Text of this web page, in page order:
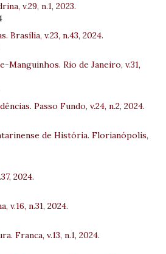
v.29, n.1, 2023.
Brasília, v.23, n.43, 2024.
Manguinhos. Rio de Janeiro, v.31,
Passo Fundo, v.24, n.2, 2024.
de História. Florianópolis,
2024.
v.16, n.31, 2024.
Franca, v.13, n.1, 2024.